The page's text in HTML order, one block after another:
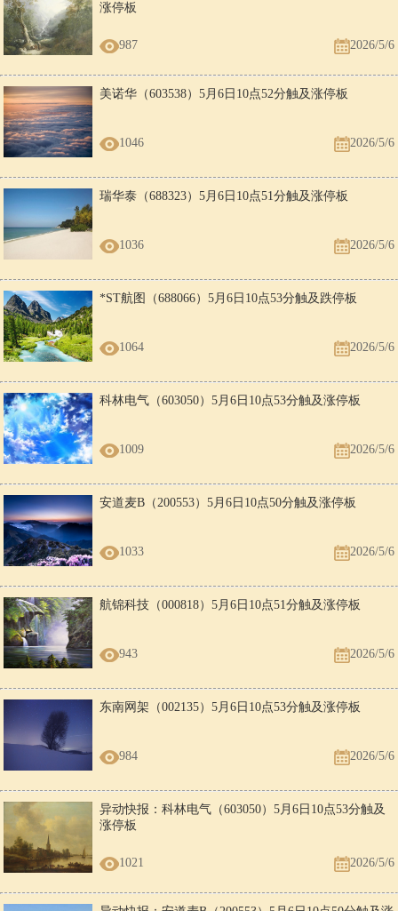
涨停板
987 2026/5/6
美诺华（603538）5月6日10点52分触及涨停板
1046 2026/5/6
瑞华泰（688323）5月6日10点51分触及涨停板
1036 2026/5/6
*ST航图（688066）5月6日10点53分触及跌停板
1064 2026/5/6
科林电气（603050）5月6日10点53分触及涨停板
1009 2026/5/6
安道麦B（200553）5月6日10点50分触及涨停板
1033 2026/5/6
航锦科技（000818）5月6日10点51分触及涨停板
943 2026/5/6
东南网架（002135）5月6日10点53分触及涨停板
984 2026/5/6
异动快报：科林电气（603050）5月6日10点53分触及
涨停板
1021 2026/5/6